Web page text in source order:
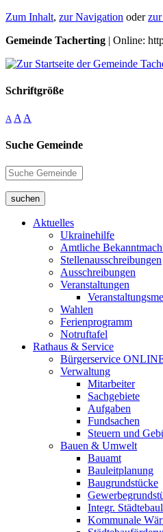
Zum Inhalt, zur Navigation oderzur
Gemeinde Tacherting | Online:
Schriftgröße
A A A
Suche Gemeinde
suchen
Aktuelles
Ukrainehilfe
Amtliche
Stellenausschreibungen
Ausschreibungen
Veranstaltungen
Wahlen
Ferienprogramm
Notruftafel
Rathaus & Service
Bürgerservice
Verwaltung
Mitarbeiter
Sachgebiete
Aufgaben
Fundsachen
Steuern und
Bauen & Umwelt
Bauamt
Bauleitplanung
Baugrundstücke
Integr.
Kommunale